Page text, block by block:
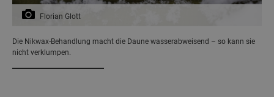
Florian Glott
Die Nikwax-Behandlung macht die Daune wasserabweisend – so kann sie
nicht verklumpen.